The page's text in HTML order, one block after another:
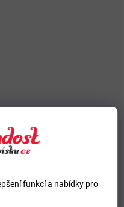
funkcí a nabídky pro